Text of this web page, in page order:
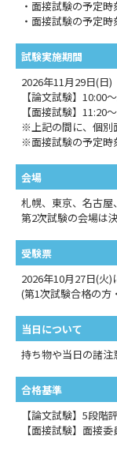
・面接試験の予定
・面接試験の予定
試験実施期間
2026年11月29日(日)
【論文試験】10:00
【面接試験】11:20
※上記の間に、個別
※面接試験の予定時
会場
札幌、東京、名古屋
第2次試験の会場は決
受験票
2026年10月27日(火)
(第1次試験合格の方
当日について
持ち物や当日の諸注
合格基準
【論文試験】5段階
【面接試験】面接